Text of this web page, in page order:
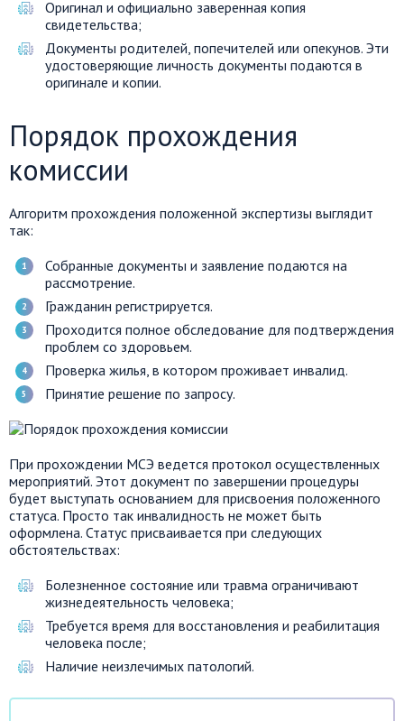
Оригинал и официально заверенная копия
свидетельства;
Документы родителей, попечителей или опекунов. Эти
удостоверяющие личность документы подаются в
оригинале и копии.
Порядок прохождения
комиссии
Алгоритм прохождения положенной экспертизы выглядит
так:
Собранные документы и заявление подаются на
рассмотрение.
Гражданин регистрируется.
Проходится полное обследование для подтверждения
проблем со здоровьем.
Проверка жилья, в котором проживает инвалид.
Принятие решение по запросу.
При прохождении МСЭ ведется протокол осуществленных
мероприятий. Этот документ по завершении процедуры
будет выступать основанием для присвоения положенного
статуса. Просто так инвалидность не может быть
оформлена. Статус присваивается при следующих
обстоятельствах:
Болезненное состояние или травма ограничивают
жизнедеятельность человека;
Требуется время для восстановления и реабилитация
человека после;
Наличие неизлечимых патологий.